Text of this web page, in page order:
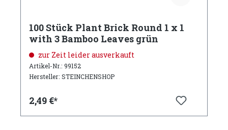
100 Stück Plant Brick Round 1 x 1
with 3 Bamboo Leaves grün
zur Zeit leider ausverkauft
Artikel-Nr.: 99152
Hersteller: STEINCHENSHOP
2,49 €*